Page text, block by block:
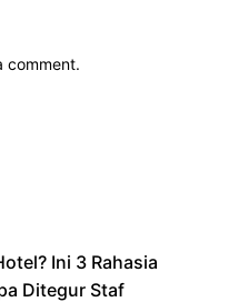
comment.
Ini 3 Rahasia
Ditegur Staf